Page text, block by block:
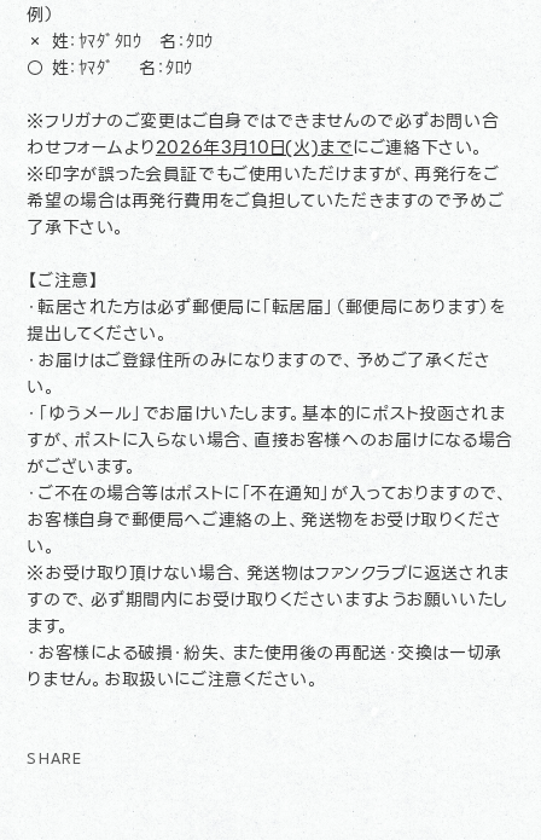
例）
× 姓：ﾔﾏﾀﾞﾀﾛｳ 名：ﾀﾛｳ
○ 姓：ﾔﾏﾀﾞ 名：ﾀﾛｳ
※フリガナのご変更はご自身ではできませんので必ずお問い合
わせフォームより2026年3月10日(火)までにご連絡下さい。
※印字が誤った会員証でもご使用いただけますが、再発行をご
希望の場合は再発行費用をご負担していただきますので予めご
了承下さい。
【ご注意】
・転居された方は必ず郵便局に「転居届」（郵便局にあります）を
提出してください。
・お届けはご登録住所のみになりますので、予めご了承くださ
い。
・「ゆうメール」でお届けいたします。基本的にポスト投函されま
すが、ポストに入らない場合、直接お客様へのお届けになる場合
がございます。
・ご不在の場合等はポストに「不在通知」が入っておりますので、
お客様自身で郵便局へご連絡の上、発送物をお受け取りくださ
い。
※お受け取り頂けない場合、発送物はファンクラブに返送されま
すので、必ず期間内にお受け取りくださいますようお願いいたし
ます。
・お客様による破損・紛失、また使用後の再配送・交換は一切承
りません。お取扱いにご注意ください。
SHARE